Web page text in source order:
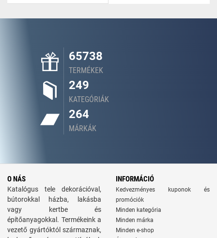
65738
TERMÉKEK
249
KATEGÓRIÁK
264
MÁRKÁK
O NÁS
Katalógus tele dekorációval,
bútorokkal házba, lakásba
vagy kertbe és
építőanyagokkal. Termékeink a
vezető gyártóktól származnak,
INFORMÁCIÓ
Kedvezményes kuponok és
promóciók
Minden kategória
Minden márka
Minden e-shop